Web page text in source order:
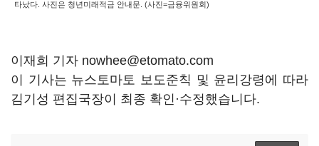
타났다. 사진은 청년미래적금 안내문. (사진=금융위원회)
이재희 기자 nowhee@etomato.com
이 기사는 뉴스토마토 보도준칙 및 윤리강령에 따라
김기성 편집국장이 최종 확인·수정했습니다.